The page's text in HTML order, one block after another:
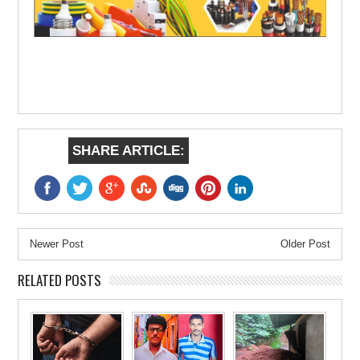
SHARE ARTICLE:
Newer Post Older Post
RELATED POSTS